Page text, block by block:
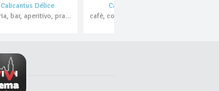
Calicantus Délice
pizzeria, bar, aperitivo, pranzo di lavoro, asporto, domicilio
Caffè Fuoriporta